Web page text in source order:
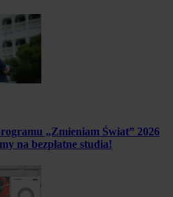
„Zmieniam Świat” 2026
na bezpłatne studia!